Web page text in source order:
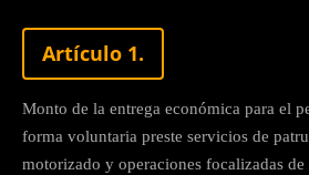
Artículo 1.
Monto de la entrega económica para el
forma voluntaria preste servicios de
motorizado y operaciones focalizadas